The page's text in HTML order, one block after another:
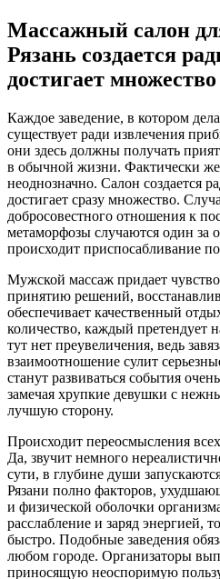
Массажный салон
Рязань создается
достигает множество
Каждое заведение, в котором
существует ради извлечения
они здесь должны получать
в обычной жизни. Фактически же
неоднозначно. Салон создается
достигает сразу множество.
добросовестного отношения к
метаморфозы случаются один за
происходит приспосабливание
Мужской массаж придает
принятию решений,
обеспечивает качественный
количество, каждый претендует
тут нет преувеличения, ведь
взаимоотношение сулит
станут развиваться события
замечая хрупкие девушки с
лучшую сторону.
Происходит переосмысления
Да, звучит немного
сути, в глубине души
Рязани полно факторов,
и физической оболочки
расслабление и заряд энергией,
быстро. Подобные заведения
любом городе. Организаторы
приносящую неоспоримую